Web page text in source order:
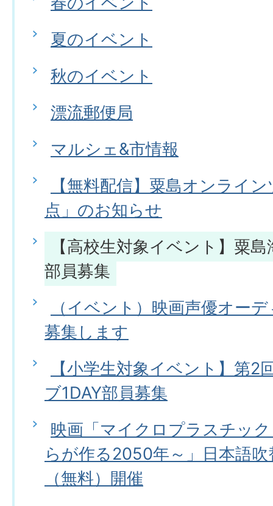
夏のイベント
秋のイベント
漂流郵便局
マルシェ&市情報
【無料配信】粟島オンライ
点」のお知らせ
【高校生対象イベント】粟
部員募集
（イベント）映画声優オー
募集します
【小学生対象イベント】第2
ブ1DAY部員募集
映画「マイクロプラスチッ
らが作る2050年～」日本語
（無料）開催